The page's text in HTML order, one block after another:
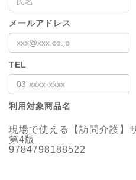
メールアドレス
TEL
利用対象商品名
現場で使える【訪問介護】
第4版
9784798188522